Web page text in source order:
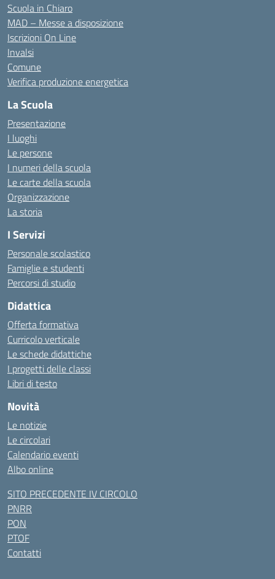
Scuola in Chiaro
MAD – Messe a disposizione
Iscrizioni On Line
Invalsi
Comune
Verifica produzione energetica
La Scuola
Presentazione
I luoghi
Le persone
I numeri della scuola
Le carte della scuola
Organizzazione
La storia
I Servizi
Personale scolastico
Famiglie e studenti
Percorsi di studio
Didattica
Offerta formativa
Curricolo verticale
Le schede didattiche
I progetti delle classi
Libri di testo
Novità
Le notizie
Le circolari
Calendario eventi
Albo online
SITO PRECEDENTE IV CIRCOLO
PNRR
PON
PTOF
Contatti